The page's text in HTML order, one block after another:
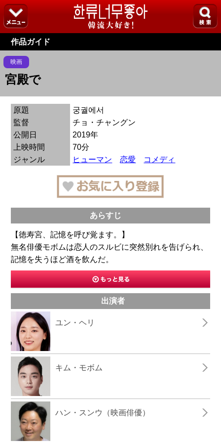
作品ガイド
映画
宮殿で
原題
궁궐에서
監督
チョ・チャングン
公開日
2019年
上映時間
70分
ジャンル
ヒューマン 恋愛 コメディ
あらすじ
【徳寿宮、記憶を呼び覚ます。】
無名俳優モボムは恋人のスルビに突然別れを告げられ、
記憶を失うほど酒を飲んだ。
出演者
ユン・ヘリ
キム・モボム
ハン・スンウ（映画俳優）